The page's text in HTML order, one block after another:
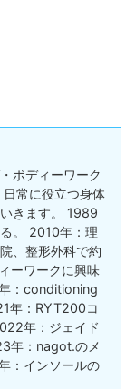
ボディーワーク
常に役立つ身体
きます。 1989
。 2010年：理
、整形外科で約
ーワークに興味
：conditioning
年：RYT200コ
年：ジェイド
年：nagot.のメ
：インソールの